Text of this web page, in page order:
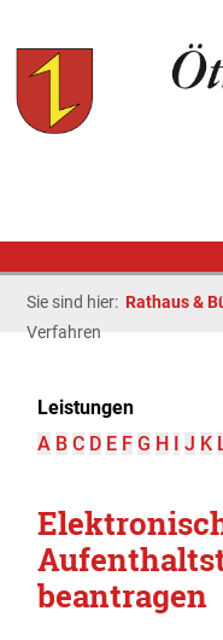
Sie sind hier: Rathaus &
Verfahren
Leistungen
A B C D E F G H I J K
beantragen